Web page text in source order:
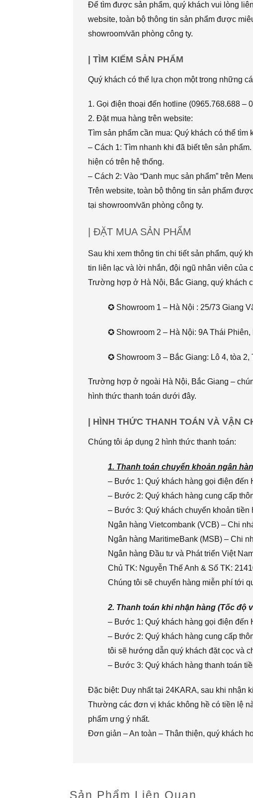
Để tìm được sản phẩm, quý khách vui lòng
website, toàn bộ thông tin sản phẩm được
showroom/văn phòng công ty.
| TÌM KIẾM SẢN PHẨM
Quý khách có thể lựa chọn một trong những
1. Gọi điện thoại đến hotline (0965.768.688 –
2. Đặt mua hàng trên website:
Tìm sản phẩm cần mua: Quý khách có thể tìm
– Cách 1: Tìm nhanh khi đã biết tên sản
hiện có trên hệ thống.
– Cách 2: Vào “Danh mục sản phẩm” trên
Trên website, toàn bộ thông tin sản phẩm
tại showroom/văn phòng công ty.
| ĐẶT MUA SẢN PHẨM
Sau khi xem thông tin chi tiết sản phẩm, quý
tin liên lạc và lời nhắn, đội ngũ nhân viên của
Trường hợp ở Hà Nội, Bắc Giang, quý khách
✪ Showroom 1 – Hà Nội : 25/73 Giang
✪ Showroom 2 – Hà Nội: 9A Thái
✪ Showroom 3 – Bắc Giang: Lô 4, tòa
Trường hợp ở ngoài Hà Nội, Bắc Giang –
hình thức thanh toán dưới đây.
| HÌNH THỨC THANH TOÁN VÀ VẬN
Chúng tôi áp dụng 2 hình thức thanh toán:
1. Thanh toán chuyển khoản ngân
– Bước 1: Quý khách hàng gọi điện đến
– Bước 2: Quý khách hàng cung cấp
– Bước 3: Quý khách chuyển khoản
Ngân hàng Vietcombank (VCB) – Chi
Ngân hàng MaritimeBank (MSB) – Chi
Ngân hàng Đầu tư và Phát triển Việt
Chủ TK: Nguyễn Thế Anh & Số TK:
Chúng tôi sẽ chuyển hàng miễn phí tới
2. Thanh toán khi nhận hàng (Tốc độ
– Bước 1: Quý khách hàng gọi điện đến
– Bước 2: Quý khách hàng cung cấp
tôi sẽ hướng dẫn quý khách đặt cọc và
– Bước 3: Quý khách hàng thanh toán
Đặc biệt: Duy nhất tại 24KARA, sau khi nhận
Thường các đơn vị khác không hề có tiền lệ
phẩm ưng ý nhất.
Đơn giản – An toàn – Thân thiện, quý khách
Sản Phẩm Liên Quan